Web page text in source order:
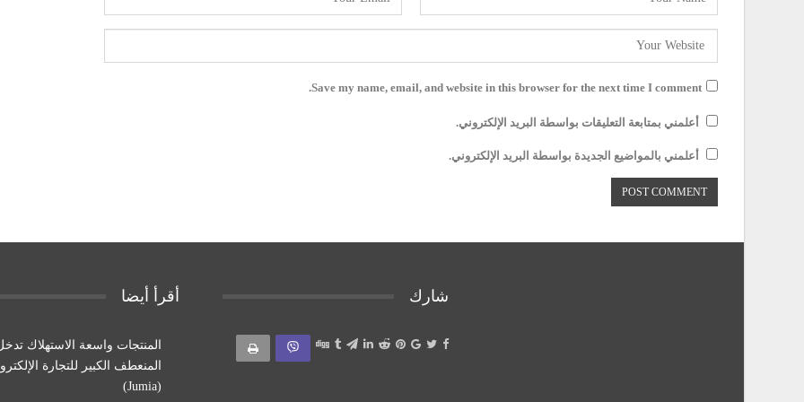
Save my name, email, and website in this browser for the next time I comment.
أعلمني بمتابعة التعليقات بواسطة البريد الإلكتروني.
أعلمني بالمواضيع الجديدة بواسطة البريد الإلكتروني.
شارك أقرأ أيضا
المنتجات واسعة الاستهلاك
المنعطف الكبير للتجارة
(Jumia)